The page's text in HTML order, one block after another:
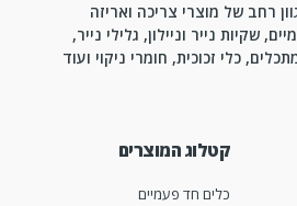
רחב של מוצרי צריכה ואריזה
שקיות נייר וניילון, גלילי נייר,
כלי זכוכית, חומרי ניקוי ועוד
קטלוג המוצרים
כלים חד פעמיים